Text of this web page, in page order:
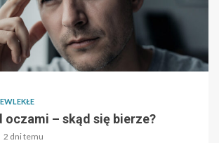
oczami – skąd się bierze?
2 dni temu